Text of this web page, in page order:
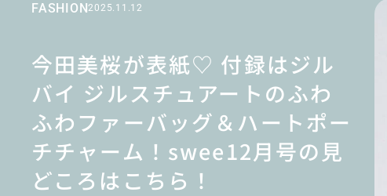
FASHION2025.11.12
今田美桜が表紙♡ 付録はジル
バイ ジルスチュアートのふわ
ふわファーバッグ＆ハートポー
チチャーム！swee12月号の見
どころはこちら！